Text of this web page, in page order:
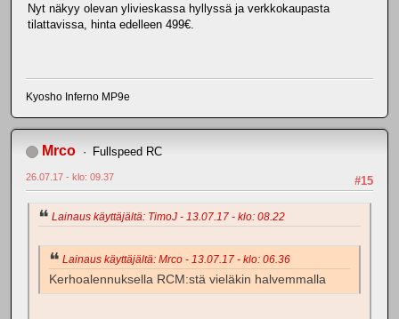
Nyt näkyy olevan ylivieskassa hyllyssä ja verkkokaupasta
tilattavissa, hinta edelleen 499€.
Kyosho Inferno MP9e
Mrco Fullspeed RC
#15
26.07.17 - klo: 09.37
Lainaus käyttäjältä: TimoJ - 13.07.17 - klo: 08.22
Lainaus käyttäjältä: Mrco - 13.07.17 - klo: 06.36
Kerhoalennuksella RCM:stä vieläkin halvemmalla